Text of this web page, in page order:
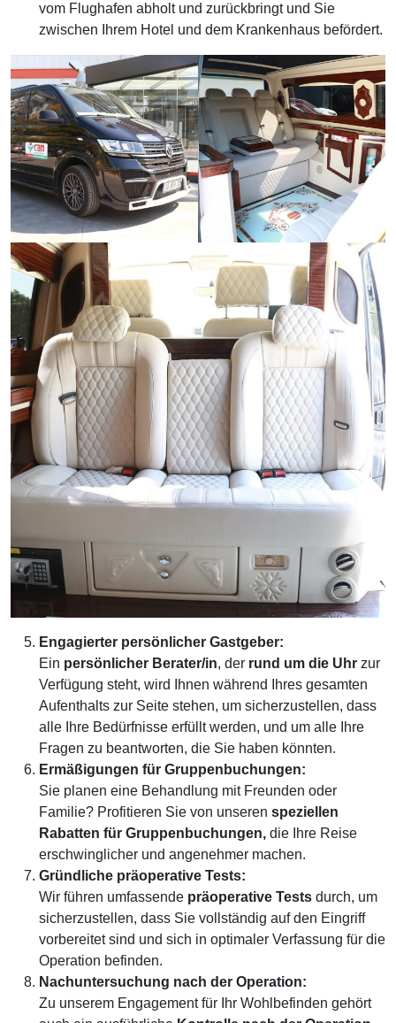
vom Flughafen abholt und zurückbringt und Sie
zwischen Ihrem Hotel und dem Krankenhaus befördert.
Engagierter persönlicher Gastgeber:
Ein persönlicher Berater/in, der rund um die Uhr zur
Verfügung steht, wird Ihnen während Ihres gesamten
Aufenthalts zur Seite stehen, um sicherzustellen, dass
alle Ihre Bedürfnisse erfüllt werden, und um alle Ihre
Fragen zu beantworten, die Sie haben könnten.
Ermäßigungen für Gruppenbuchungen:
Sie planen eine Behandlung mit Freunden oder
Familie? Profitieren Sie von unseren speziellen
Rabatten für Gruppenbuchungen, die Ihre Reise
erschwinglicher und angenehmer machen.
Gründliche präoperative Tests:
Wir führen umfassende präoperative Tests durch, um
sicherzustellen, dass Sie vollständig auf den Eingriff
vorbereitet sind und sich in optimaler Verfassung für die
Operation befinden.
Nachuntersuchung nach der Operation:
Zu unserem Engagement für Ihr Wohlbefinden gehört